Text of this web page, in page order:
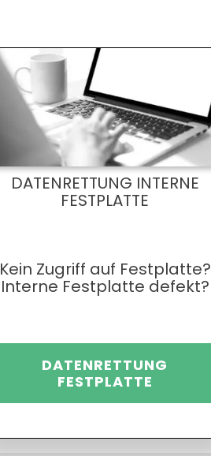
DATENRETTUNG INTERNE
FESTPLATTE
Kein Zugriff auf Festplatte?
Interne Festplatte defekt?
DATENRETTUNG
FESTPLATTE